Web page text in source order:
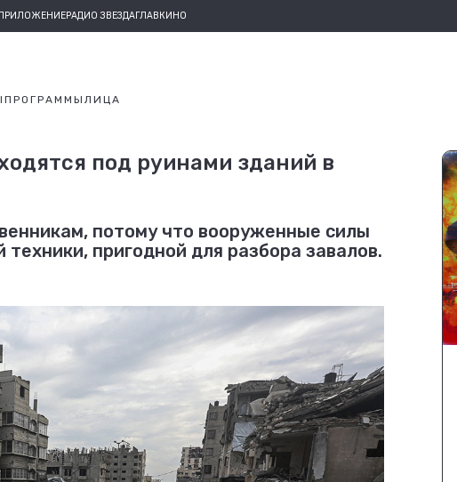
РАДИО ЗВЕЗДАГЛАВКИНО
ПРОГРАММЫ ЛИЦА
под руинами зданий в
потому что вооруженные силы
пригодной для разбора завалов.